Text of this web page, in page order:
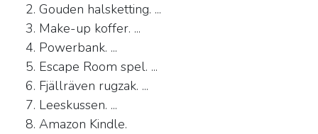
Gouden halsketting. ...
Make-up koffer. ...
Powerbank. ...
Escape Room spel. ...
Fjällräven rugzak. ...
Leeskussen. ...
Amazon Kindle.